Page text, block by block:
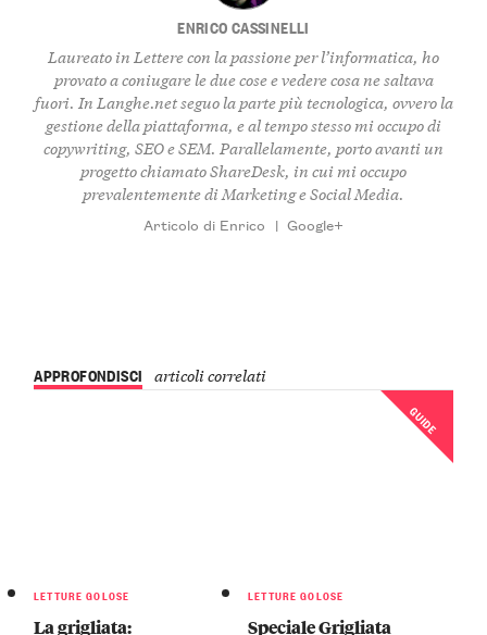
ENRICO CASSINELLI
Laureato in Lettere con la passione per l’informatica, ho
provato a coniugare le due cose e vedere cosa ne saltava
fuori. In Langhe.net seguo la parte più tecnologica, ovvero la
gestione della piattaforma, e al tempo stesso mi occupo di
copywriting, SEO e SEM. Parallelamente, porto avanti un
progetto chiamato ShareDesk, in cui mi occupo
prevalentemente di Marketing e Social Media.
Articolo di Enrico | Google+
APPROFONDISCI articoli correlati
LETTURE GOLOSE
La grigliata:
GUIDE
LETTURE GOLOSE
Speciale Grigliata